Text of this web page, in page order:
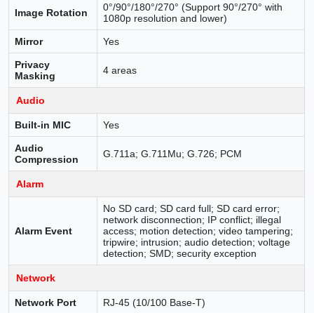
Image Rotation
0°/90°/180°/270° (Support 90°/270° with
1080p resolution and lower)
Mirror Yes
Privacy
Masking
4 areas
Audio
Built-in MIC Yes
Audio
Compression
G.711a; G.711Mu; G.726; PCM
Alarm
Alarm Event
No SD card; SD card full; SD card error;
network disconnection; IP conflict; illegal
access; motion detection; video tampering;
tripwire; intrusion; audio detection; voltage
detection; SMD; security exception
Network
Network Port RJ-45 (10/100 Base-T)